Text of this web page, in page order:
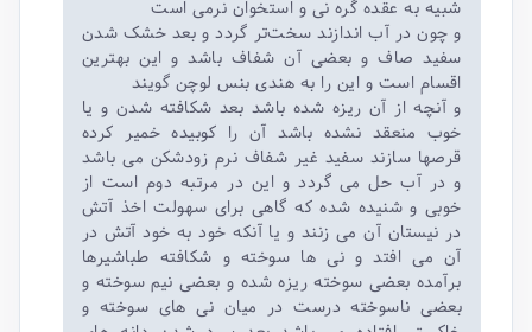
شبیه به عقده گره نی و استخوان نرمی است
و چون در آب اندازند سخت‌تر گردد و بعد خشک شدن
سفید صاف و بعضی آن شفاف باشد و این بهترین
اقسام است و این را به هندی بنس لوچن گویند
و آنچه از آن ریزه شده باشد بعد شکافته شدن و یا
خوب منعقد نشده باشد آن را کوبیده خمیر کرده
قرصها سازند سفید غیر شفاف نرم زودشکن می باشد
و در آب حل می گردد و این در مرتبه دوم است از
خوبی و شنیده شده که گاهی برای سهولت اخذ آتش
در نیستان آن می زنند و یا آنکه خود به خود آتش در
آن می افتد و نی ها سوخته و شکافته طباشیرها
برآمده بعضی سوخته ریزه شده و بعضی نیم سوخته و
بعضی ناسوخته درست در میان نی های سوخته و